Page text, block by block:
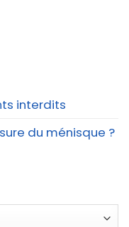
interdits
du ménisque ?